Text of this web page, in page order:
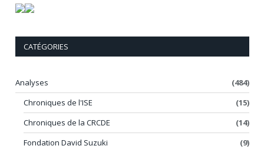
CATÉGORIES
Analyses
(484)
Chroniques de l'ISE
(15)
Chroniques de la CRCDE
(14)
Fondation David Suzuki
(9)